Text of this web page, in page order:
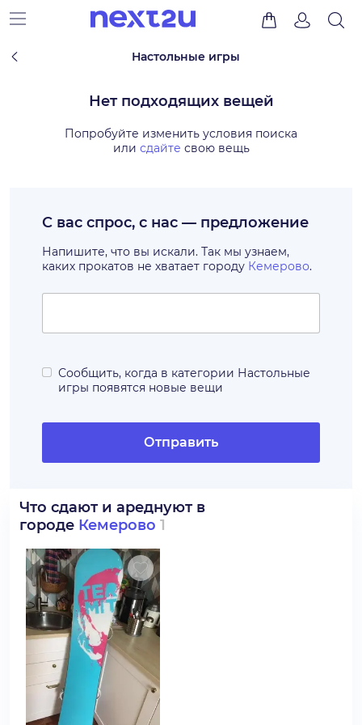
Настольные игры
Нет подходящих вещей
Попробуйте изменить условия поиска
или сдайте свою вещь
С вас спрос, с нас — предложение
Напишите, что вы искали. Так мы узнаем,
каких прокатов не хватает городу Кемерово.
Сообщить, когда в категории Настольные
игры появятся новые вещи
Отправить
Что сдают и ареднуют в
городе Кемерово 1